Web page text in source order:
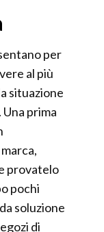
per
al più
situazione
prima
provatelo
pochi
soluzione
di